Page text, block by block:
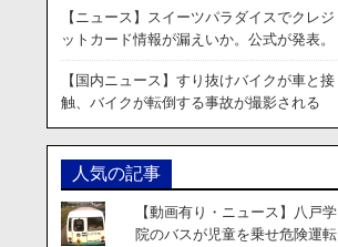
【ニュース】スイーツパラダイスでクレジ
ットカード情報が漏えいか。公式が発表。
【国内ニュース】すり抜けバイクが車と接
触、バイクが転倒する事故が撮影される
人気の記事
【動画有り・ニュース】八戸学
院のバスが児童を乗せ危険運転